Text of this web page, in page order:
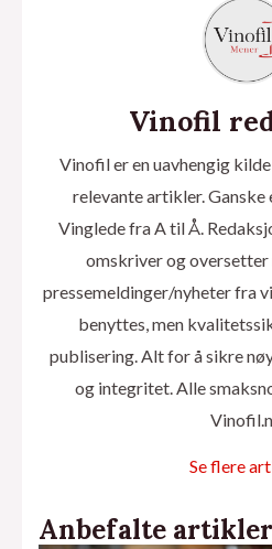
k
Vinofil
Vinofil er en uavhengig
relevante artikler.
Vinglede fra A til Å.
omskriver og
pressemeldinger/nyheter fra
benyttes, men
publisering. Alt for å sikre
og integritet. Alle
Se flere
Anbefalte artikler